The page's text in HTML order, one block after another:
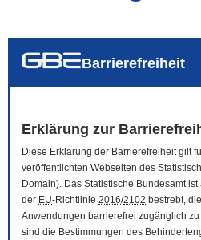
auch in allen Texten suchen
Barrierefreiheit
Erklärung zur
Diese Erklärung der Barrierefreiheit gilt
veröffentlichten Webseiten des
Domain). Das Statistische Bundesamt
der EU-Richtlinie 2016/2102 bestrebt,
Anwendungen barrierefrei zugänglich
sind die Bestimmungen des